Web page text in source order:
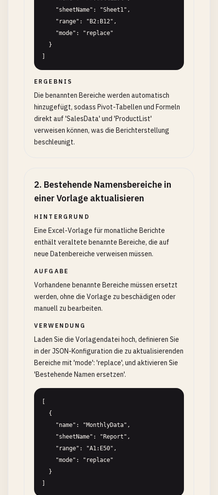
ERGEBNIS
Die benannten Bereiche werden automatisch
hinzugefügt, sodass Pivot-Tabellen und Formeln
direkt auf 'SalesData' und 'ProductList'
verweisen können, was die Berichterstellung
beschleunigt.
2. Bestehende Namensbereiche in
einer Vorlage aktualisieren
HINTERGRUND
Eine Excel-Vorlage für monatliche Berichte
enthält veraltete benannte Bereiche, die auf
neue Datenbereiche verweisen müssen.
AUFGABE
Vorhandene benannte Bereiche müssen ersetzt
werden, ohne die Vorlage zu beschädigen oder
manuell zu bearbeiten.
VERWENDUNG
Laden Sie die Vorlagendatei hoch, definieren Sie
in der JSON-Konfiguration die zu aktualisierenden
Bereiche mit 'mode': 'replace', und aktivieren Sie
'Bestehende Namen ersetzen'.